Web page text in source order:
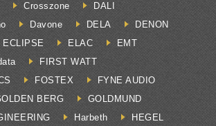
Crosszone
DALI
Davone DELA
DENON
ECLIPSE ELAC
EMT
FIRST WATT
FOSTEX
FYNE AUDIO
BERG
GOLDMUND
Harbeth
HEGEL